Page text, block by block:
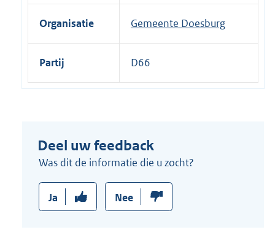
Organisatie Gemeente Doesburg
Partij D66
Deel uw feedback
Was dit de informatie die u zocht?
Ja Nee